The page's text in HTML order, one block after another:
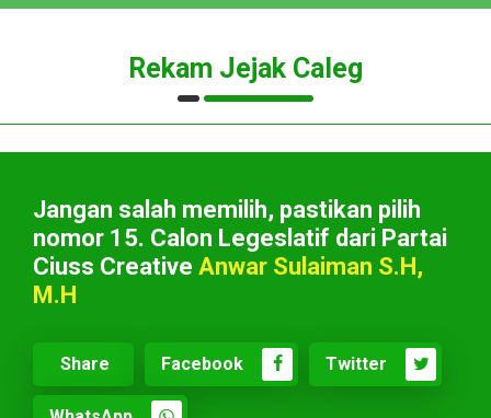
Rekam Jejak Caleg
Jangan salah memilih, pastikan pilih
nomor 15. Calon Legeslatif dari Partai
Ciuss Creative Anwar Sulaiman S.H,
M.H
Share Facebook Twitter